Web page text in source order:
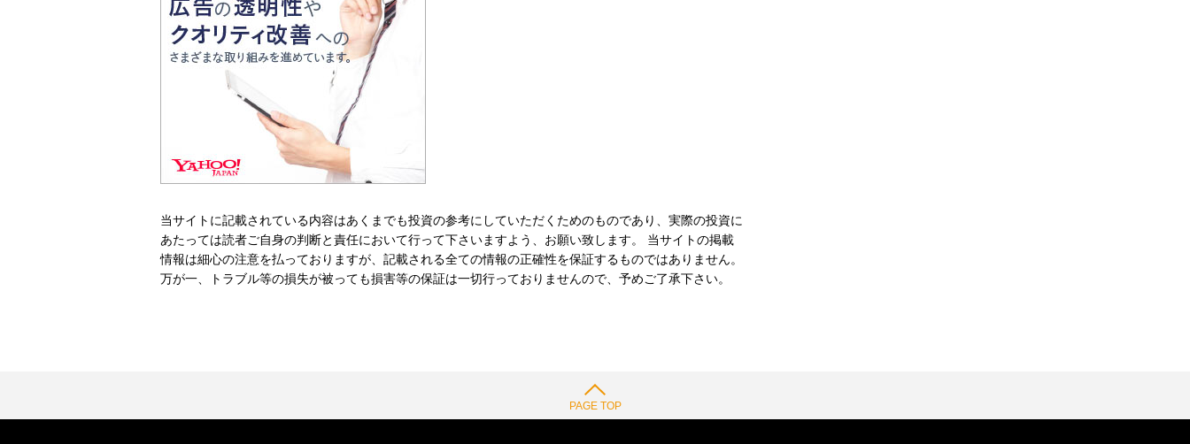
当サイトに記載されている内容はあくまでも投資の参考にしていただくためのものであり、実際の投資に
あたっては読者ご自身の判断と責任において行って下さいますよう、お願い致します。 当サイトの掲載
情報は細心の注意を払っておりますが、記載される全ての情報の正確性を保証するものではありません。
万が一、トラブル等の損失が被っても損害等の保証は一切行っておりませんので、予めご了承下さい。
PAGE TOP